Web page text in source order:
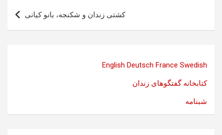
کشتی زندان و شکنجه، بانو کیانی
English Deutsch France Swedish
کتابخانه گفتگوهای زندان
شبنامه